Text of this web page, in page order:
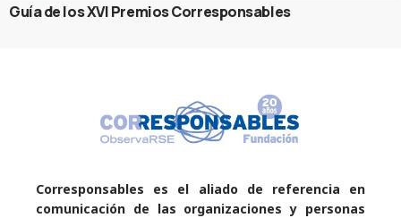
Guía de los XVI Premios Corresponsables
Corresponsables es el aliado de referencia en
comunicación de las organizaciones y personas